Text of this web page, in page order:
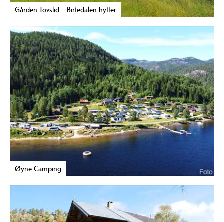
Gården Tovslid – Birtedalen hytter
Øyne Camping